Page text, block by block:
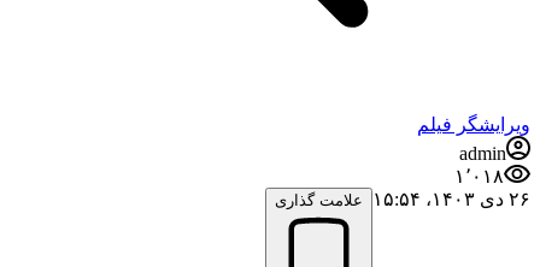
ویرایشگر فیلم
admin
۱٬۰۱۸
۲۶ دی ۱۴۰۳،‏ ۱۵:۵۴
علامت گذاری